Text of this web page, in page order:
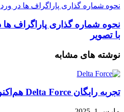
نحوه شماره گذاری پاراگراف ها در
نحوه شماره گذاری پاراگراف
با تصویر
نوشته های مشابه
تجربه رایگان Delta Force هم‌اکنون روی PC